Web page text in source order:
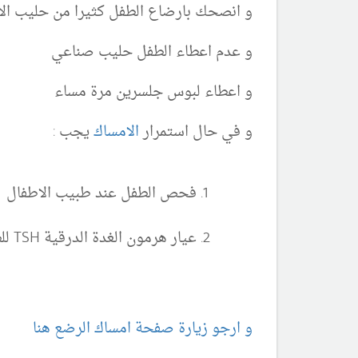
و انصحك بارضاع الطفل كثيرا من حليب
و عدم اعطاء الطفل حليب صناعي
و اعطاء لبوس جلسرين مرة مساء
و في حال استمرارالامساكيجب :
فحص الطفل عند طبيب الاطفال
عيار هرمون الغدة الدرقية TSH للطفل
و ارجو زيارة صفحة امساك الرضع هنا